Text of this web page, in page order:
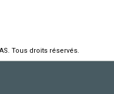
Tous droits réservés.